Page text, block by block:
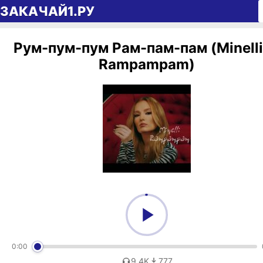
Перейти к содержимому
ЗАКАЧАЙ1.РУ
Рум-пум-пум Рам-пам-пам
Rampampam)
0:00
9,4K 777